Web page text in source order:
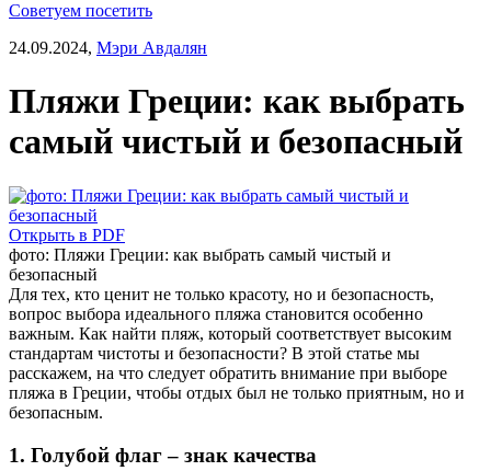
Советуем посетить
24.09.2024, Мэри Авдалян
Пляжи Греции: как выбрать
самый чистый и безопасный
Открыть в PDF
фото: Пляжи Греции: как выбрать самый чистый и
безопасный
Для тех, кто ценит не только красоту, но и безопасность,
вопрос выбора идеального пляжа становится особенно
важным. Как найти пляж, который соответствует высоким
стандартам чистоты и безопасности? В этой статье мы
расскажем, на что следует обратить внимание при выборе
пляжа в Греции, чтобы отдых был не только приятным, но и
безопасным.
1. Голубой флаг – знак качества